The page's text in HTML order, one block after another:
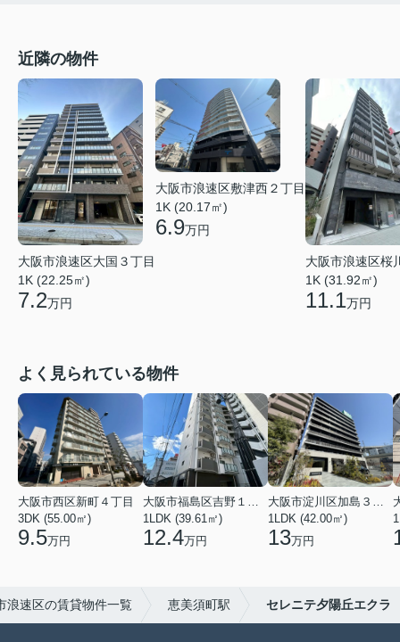
近隣の物件
大阪市浪速区大国３丁目
1K (22.25㎡)
7.2万円
大阪市浪速区敷津西２丁目
1K (20.17㎡)
6.9万円
大阪市浪速区桜
1K (31.92㎡)
11.1万円
よく見られている物件
大阪市西区新町４丁目
3DK (55.00㎡)
9.5万円
1LDK (39.61㎡)
12.4万円
1LDK (42.00㎡)
13万円
浪速区の賃貸物件一覧 恵美須町駅 セレニテ夕陽丘エクラ